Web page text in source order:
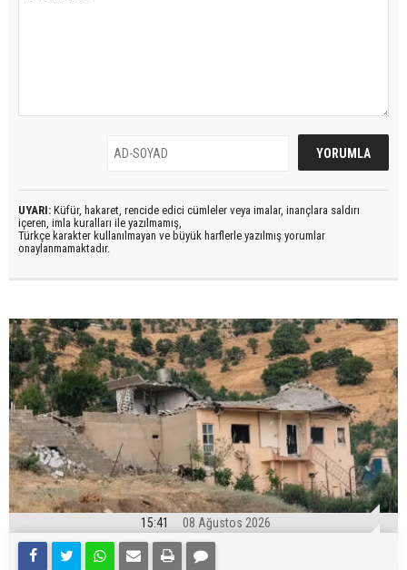
UYARI: Küfür, hakaret, rencide edici cümleler veya imalar, inançlara saldırı
içeren, imla kuralları ile yazılmamış,
Türkçe karakter kullanılmayan ve büyük harflerle yazılmış yorumlar
onaylanmamaktadır.
15:41 08 Ağustos 2026